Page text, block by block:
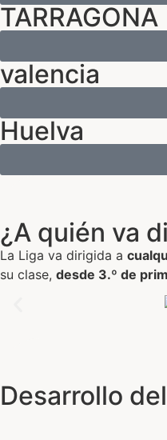
TARRAGONA
valencia
Huelva
¿A quién va
La Liga va dirigida a
su clase, desde 3.º de
Desarrollo